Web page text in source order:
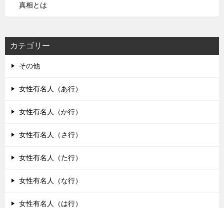
真相とは
カテゴリー
その他
女性有名人（あ行）
女性有名人（か行）
女性有名人（さ行）
女性有名人（た行）
女性有名人（な行）
女性有名人（は行）